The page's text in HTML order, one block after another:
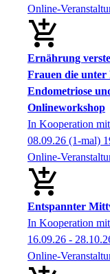
Online-
Ernährung
Frauen die unter
Endometriose
Onlineworkshop
In Kooperation
08.09.26 (1-mal)
Online-
Entspannter
In Kooperation
16.09.26 -
Online-